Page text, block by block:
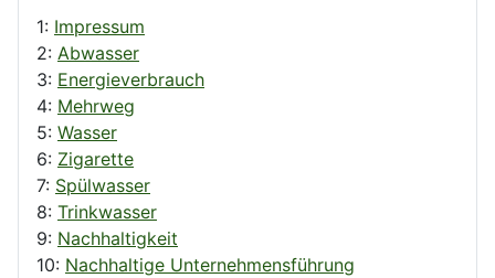
1: Impressum
2: Abwasser
3: Energieverbrauch
4: Mehrweg
5: Wasser
6: Zigarette
7: Spülwasser
8: Trinkwasser
9: Nachhaltigkeit
10: Nachhaltige Unternehmensführung